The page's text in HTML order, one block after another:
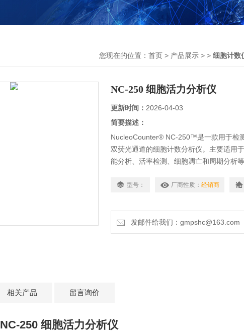
您现在的位置： 首页 > 产品展示 > > 细胞计数
NC-250 细胞活力分析仪
更新时间： 2026-04-03
简要描述：
NucleoCounter® NC-250™是一款用于检
双荧光通道的细胞计数分析仪。主要适用
能分析、活率检测、细胞凋亡和周期分析等
型号： 厂商性质： 经销商
发邮件给我们：gmpshc@163.com
相关产品 留言询价
NC-250 细胞活力分析仪